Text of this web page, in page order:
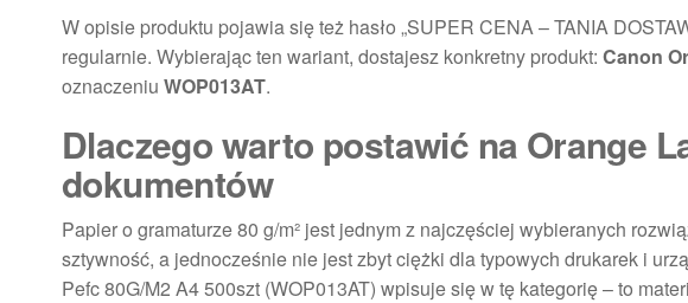
W opisie produktu pojawia się też hasło „SUPER CENA – TANIA
regularnie. Wybierając ten wariant, dostajesz konkretny produkt: Canon
oznaczeniu WOP013AT.
Dlaczego warto postawić na Orange
dokumentów
Papier o gramaturze 80 g/m² jest jednym z najczęściej wybieranych
sztywność, a jednocześnie nie jest zbyt ciężki dla typowych drukarek i
Pefc 80G/M2 A4 500szt (WOP013AT) wpisuje się w tę kategorię – to